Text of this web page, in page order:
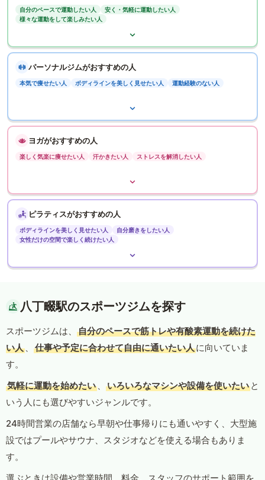
自分のペースで運動したい人
安く・気軽に運動したい人
様々な運動をして楽しみたい人
パーソナルジムがおすすめの人
本気で痩せたい人 ボディラインを美しく見せたい人 運動経験のない人
ヨガがおすすめの人
楽しく気楽に痩せたい人 汗かきたい人 ストレスを解消したい人
ピラティスがおすすめの人
ボディラインを美しく見せたい人
自分磨きをしたい人
女性だけの空間で楽しく続けたい人
八丁畷駅のスポーツジムを探す
スポーツジムは、
自分のペースで筋トレや有酸素運動を続けた
い人 、 仕事や予定に合わせて自由に通いたい人に向いていま
す。
気軽に運動を始めたい 、 いろいろなマシンや設備を使いたい と
いう人にも選びやすいジャンルです。
24時間営業の店舗なら早朝や仕事帰りにも通いやすく、大型施
設ではプールやサウナ、スタジオなどを使える場合もありま
す。